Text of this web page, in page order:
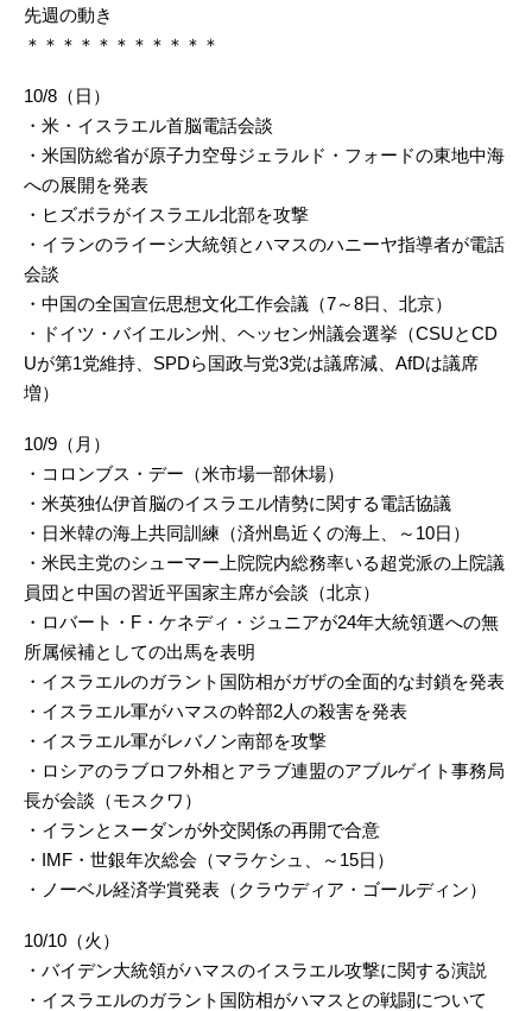
先週の動き
＊＊＊＊＊＊＊＊＊＊＊
10/8（日）
・米・イスラエル首脳電話会談
・米国防総省が原子力空母ジェラルド・フォードの東地中海
への展開を発表
・ヒズボラがイスラエル北部を攻撃
・イランのライーシ大統領とハマスのハニーヤ指導者が電話
会談
・中国の全国宣伝思想文化工作会議（7～8日、北京）
・ドイツ・バイエルン州、ヘッセン州議会選挙（CSUとCD
Uが第1党維持、SPDら国政与党3党は議席減、AfDは議席
増）
10/9（月）
・コロンブス・デー（米市場一部休場）
・米英独仏伊首脳のイスラエル情勢に関する電話協議
・日米韓の海上共同訓練（済州島近くの海上、～10日）
・米民主党のシューマー上院院内総務率いる超党派の上院議
員団と中国の習近平国家主席が会談（北京）
・ロバート・F・ケネディ・ジュニアが24年大統領選への無
所属候補としての出馬を表明
・イスラエルのガラント国防相がガザの全面的な封鎖を発表
・イスラエル軍がハマスの幹部2人の殺害を発表
・イスラエル軍がレバノン南部を攻撃
・ロシアのラブロフ外相とアラブ連盟のアブルゲイト事務局
長が会談（モスクワ）
・イランとスーダンが外交関係の再開で合意
・IMF・世銀年次総会（マラケシュ、～15日）
・ノーベル経済学賞発表（クラウディア・ゴールディン）
10/10（火）
・バイデン大統領がハマスのイスラエル攻撃に関する演説
・イスラエルのガラント国防相がハマスとの戦闘について